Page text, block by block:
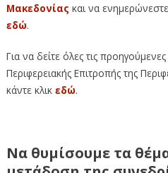
Μακεδονίας και να
εδώ.
Για να δείτε όλες τις
Περιφερειακής Επιτροπής της
κάντε κλικ εδώ.
Να θυμίσουμε τα